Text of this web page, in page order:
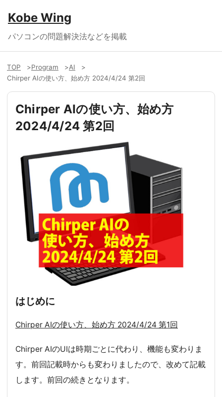
Kobe Wing
パソコンの問題解決法などを掲載
TOP Program
AI
Chirper AIの使い方、始め方 2024/4/24 第2回
Chirper AIの使い方、始め方
2024/4/24 第2回
はじめに
Chirper AIの使い方、始め方 2024/4/24 第1回
Chirper AIのUIは時期ごとに代わり、機能も変わりま
す。前回記載時からも変わりましたので、改めて記載
します。前回の続きとなります。